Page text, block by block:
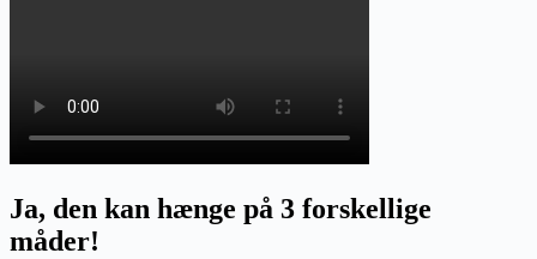
Ja, den kan hænge på 3 forskellige
måder!